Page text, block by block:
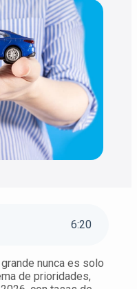
6:20
nunca es solo
de prioridades,